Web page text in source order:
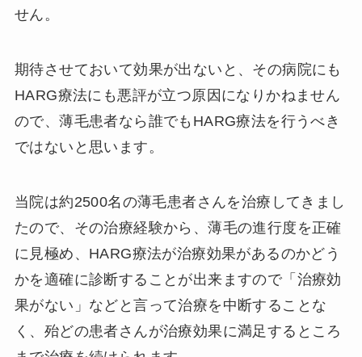
せん。
期待させておいて効果が出ないと、その病院にも
HARG療法にも悪評が立つ原因になりかねません
ので、薄毛患者なら誰でもHARG療法を行うべき
ではないと思います。
当院は約2500名の薄毛患者さんを治療してきまし
たので、その治療経験から、薄毛の進行度を正確
に見極め、HARG療法が治療効果があるのかどう
かを適確に診断することが出来ますので「治療効
果がない」などと言って治療を中断することな
く、殆どの患者さんが治療効果に満足するところ